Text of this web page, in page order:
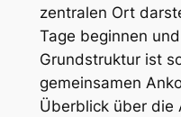
zentralen Ort
Tage beginnen
Grundstruktur ist
gemeinsamen
Überblick über die